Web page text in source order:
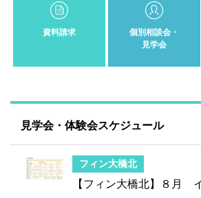
資料請求
個別相談会・
見学会
見学会・体験会スケジュール
フィン大橋北
【フィン大橋北】８月